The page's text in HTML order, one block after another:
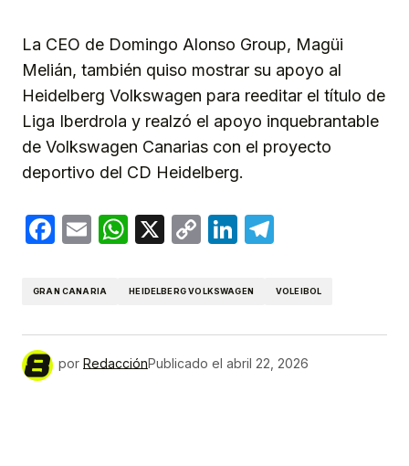
La CEO de Domingo Alonso Group, Magüi
Melián, también quiso mostrar su apoyo al
Heidelberg Volkswagen para reeditar el título de
Liga Iberdrola y realzó el apoyo inquebrantable
de Volkswagen Canarias con el proyecto
deportivo del CD Heidelberg.
Facebook
EmailWhatsApp
X
CopyLinkedIn
GRAN CANARIA HEIDELBERG VOLKSWAGEN VOLEIBOL
por RedacciónPublicado el abril 22, 2026